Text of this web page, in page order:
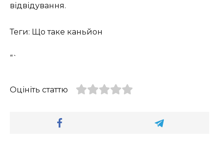
відвідування.
Теги: Що таке каньйон
“`
Оцініть статтю